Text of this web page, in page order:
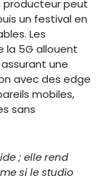
producteur peut
un festival en
Les
la 5G allouent
une
avec des edge
mobiles,
sans
; elle rend
si le studio